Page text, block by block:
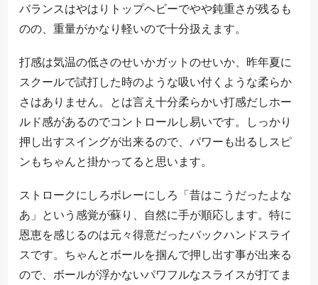
バランスはやはりトップヘビーでやや鈍重さが残るも
のの、重量がかなり軽いので十分扱えます。
打感は気温の低さのせいかガットのせいか、昨年夏に
スクールで試打した時のような吸い付くような柔らか
さはありません。とは言え十分柔らかい打感だしホー
ルド感があるのでコントロールし易いです。しっかり
押し出すスイングが出来るので、パワーも出るしスピ
ンもちゃんと掛かってると思います。
ストロークにしろボレーにしろ「昔はこうだったよな
あ」という感覚が蘇り、自然に手が順応します。特に
恩恵を感じるのは元々得意だったバックハンドスライ
スです。ちゃんとボールを掴んで押し出す事が出来る
ので、ボールが浮かないパワフルなスライスが打てま